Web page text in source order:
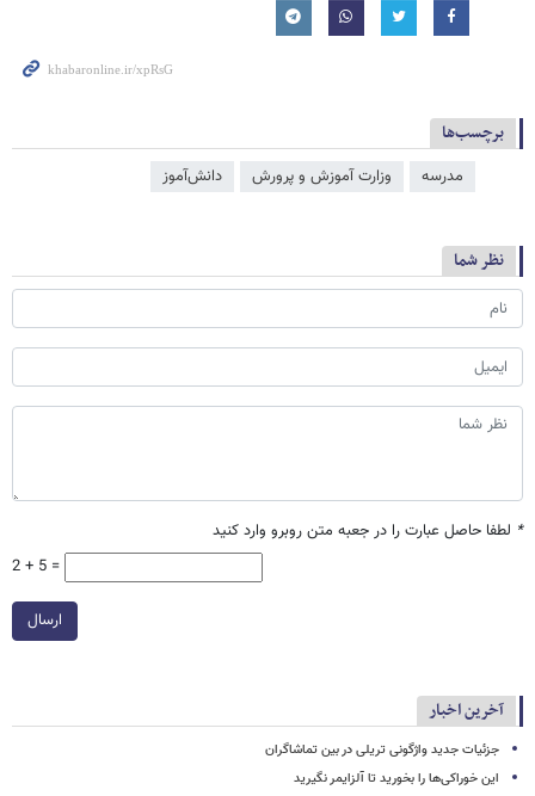
برچسب‌ها
مدرسه وزارت آموزش و پرورش دانش‌آموز
نظر شما
* لطفا حاصل عبارت را در جعبه متن روبرو وارد کنید
2 + 5 =
ارسال
آخرین اخبار
جزئیات جدید واژگونی تریلی در بین تماشاگران
این خوراکی‌ها را بخورید تا آلزایمر نگیرید